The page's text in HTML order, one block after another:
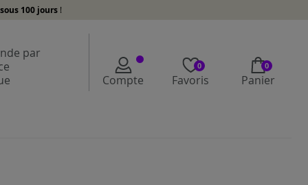
sous 100 jours !
par
Compte
0
Favoris
0
Panier